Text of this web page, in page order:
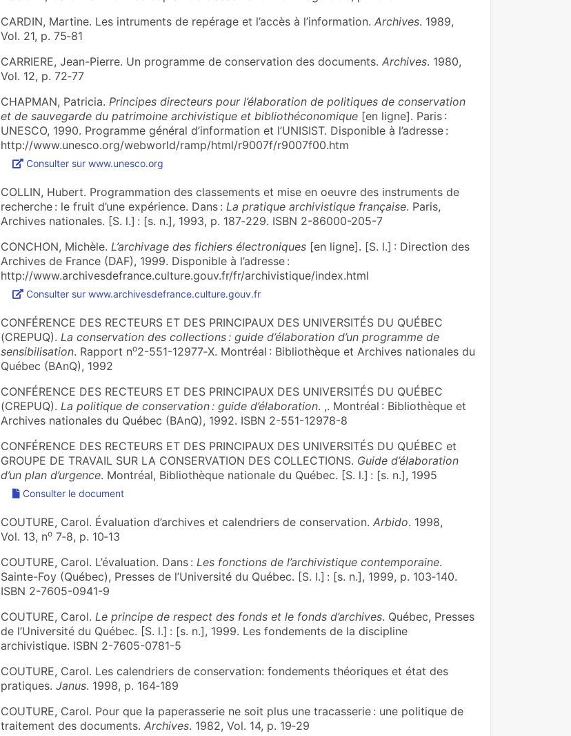
CARDIN, Martine. Les intruments de repérage et l’accès à l’information. Archives. 1989,
Vol. 21, p. 75‑81
CARRIERE, Jean-Pierre. Un programme de conservation des documents. Archives. 1980,
Vol. 12, p. 72‑77
CHAPMAN, Patricia. Principes directeurs pour l’élaboration de politiques de conservation
et de sauvegarde du patrimoine archivistique et bibliothéconomique[en ligne]. Paris :
UNESCO, 1990. Programme général d’information et l’UNISIST. Disponible à l’adresse :
http://www.unesco.org/webworld/ramp/html/r9007f/r9007f00.htm
Consulter sur www.unesco.org
COLLIN, Hubert. Programmation des classements et mise en oeuvre des instruments de
recherche : le fruit d’une expérience. Dans : La pratique archivistique française. Paris,
Archives nationales. [S. l.] : [s. n.], 1993, p. 187‑229. ISBN 2-86000-205-7
CONCHON, Michèle. L’archivage des fichiers électroniques[en ligne]. [S. l.] : Direction des
Archives de France (DAF), 1999. Disponible à l’adresse :
http://www.archivesdefrance.culture.gouv.fr/fr/archivistique/index.html
Consulter sur www.archivesdefrance.culture.gouv.fr
CONFÉRENCE DES RECTEURS ET DES PRINCIPAUX DES UNIVERSITÉS DU QUÉBEC
(CREPUQ). La conservation des collections : guide d’élaboration d’un programme de
sensibilisation. Rapport no2-551-12977‑X. Montréal : Bibliothèque et Archives nationales du
Québec (BAnQ), 1992
CONFÉRENCE DES RECTEURS ET DES PRINCIPAUX DES UNIVERSITÉS DU QUÉBEC
(CREPUQ). La politique de conservation : guide d’élaboration. ,. Montréal : Bibliothèque et
Archives nationales du Québec (BAnQ), 1992. ISBN 2-551-12978-8
CONFÉRENCE DES RECTEURS ET DES PRINCIPAUX DES UNIVERSITÉS DU QUÉBEC et
GROUPE DE TRAVAIL SUR LA CONSERVATION DES COLLECTIONS. Guide d’élaboration
d’un plan d’urgence. Montréal, Bibliothèque nationale du Québec. [S. l.] : [s. n.], 1995
Consulter le document
COUTURE, Carol. Évaluation d’archives et calendriers de conservation. Arbido. 1998,
Vol. 13, no7‑8, p. 10‑13
COUTURE, Carol. L’évaluation. Dans : Les fonctions de l’archivistique contemporaine.
Sainte-Foy (Québec), Presses de l’Université du Québec. [S. l.] : [s. n.], 1999, p. 103‑140.
ISBN 2-7605-0941-9
COUTURE, Carol. Le principe de respect des fonds et le fonds d’archives. Québec, Presses
de l’Université du Québec. [S. l.] : [s. n.], 1999. Les fondements de la discipline
archivistique. ISBN 2-7605-0781-5
COUTURE, Carol. Les calendriers de conservation: fondements théoriques et état des
pratiques. Janus. 1998, p. 164‑189
COUTURE, Carol. Pour que la paperasserie ne soit plus une tracasserie : une politique de
traitement des documents. Archives. 1982, Vol. 14, p. 19‑29